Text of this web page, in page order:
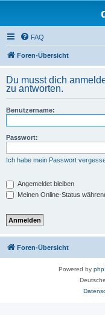
FAQ
Foren-Übersicht
Du musst dich
zu antworten.
Benutzername:
Passwort:
Ich habe mein Passwort
Angemeldet bleiben
Meinen Online-Status
Foren-Übersicht
Powered by